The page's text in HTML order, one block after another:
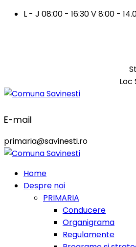
L - J 08:00 - 16:30 V 8:00 -
Loc
E-mail
primaria@savinesti.ro
Home
Despre noi
PRIMARIA
Conducere
Organigrama
Regulamente